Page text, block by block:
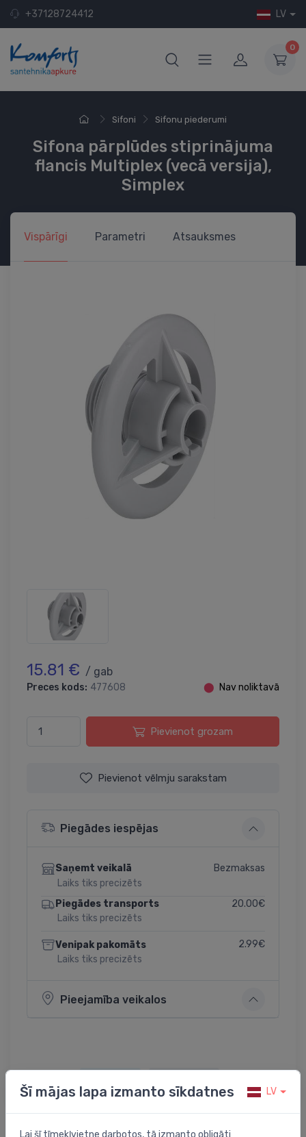
+37128724412 LV
0
Sifoni Sifonu piederumi
Sifona pārplūdes stiprinājuma
flancis Multiplex (vecā versija),
Simplex
Vispārīgi Parametri Atsauksmes
15.81 € / gab
Preces kods: 477608 ⬤ Nav noliktavā
Pievienot grozam
Pievienot vēlmju sarakstam
Piegādes iespējas
Saņemt veikalā
Laiks tiks precizēts
Bezmaksas
Piegādes transports
Laiks tiks precizēts
20.00€
Venipak pakomāts
Laiks tiks precizēts
2.99€
Pieejamība veikalos
Šī mājas lapa izmanto sīkdatnes LV
Lai šī tīmekļvietne darbotos, tā izmanto obligāti